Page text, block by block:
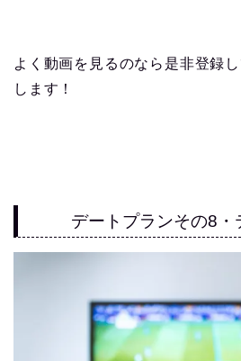
よく動画を見るのなら是非登録
します！
デートプランその8・